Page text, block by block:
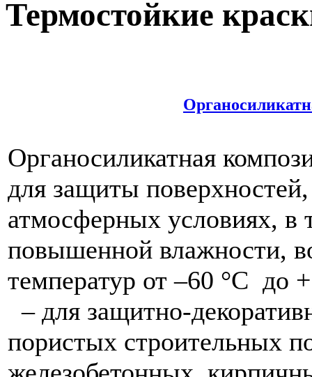
Термостойкие
Органосиликатная
для защиты
атмосферных условиях, в
повышенной влажности,
температур от –60 °С до
– для защитно-
пористых строительных